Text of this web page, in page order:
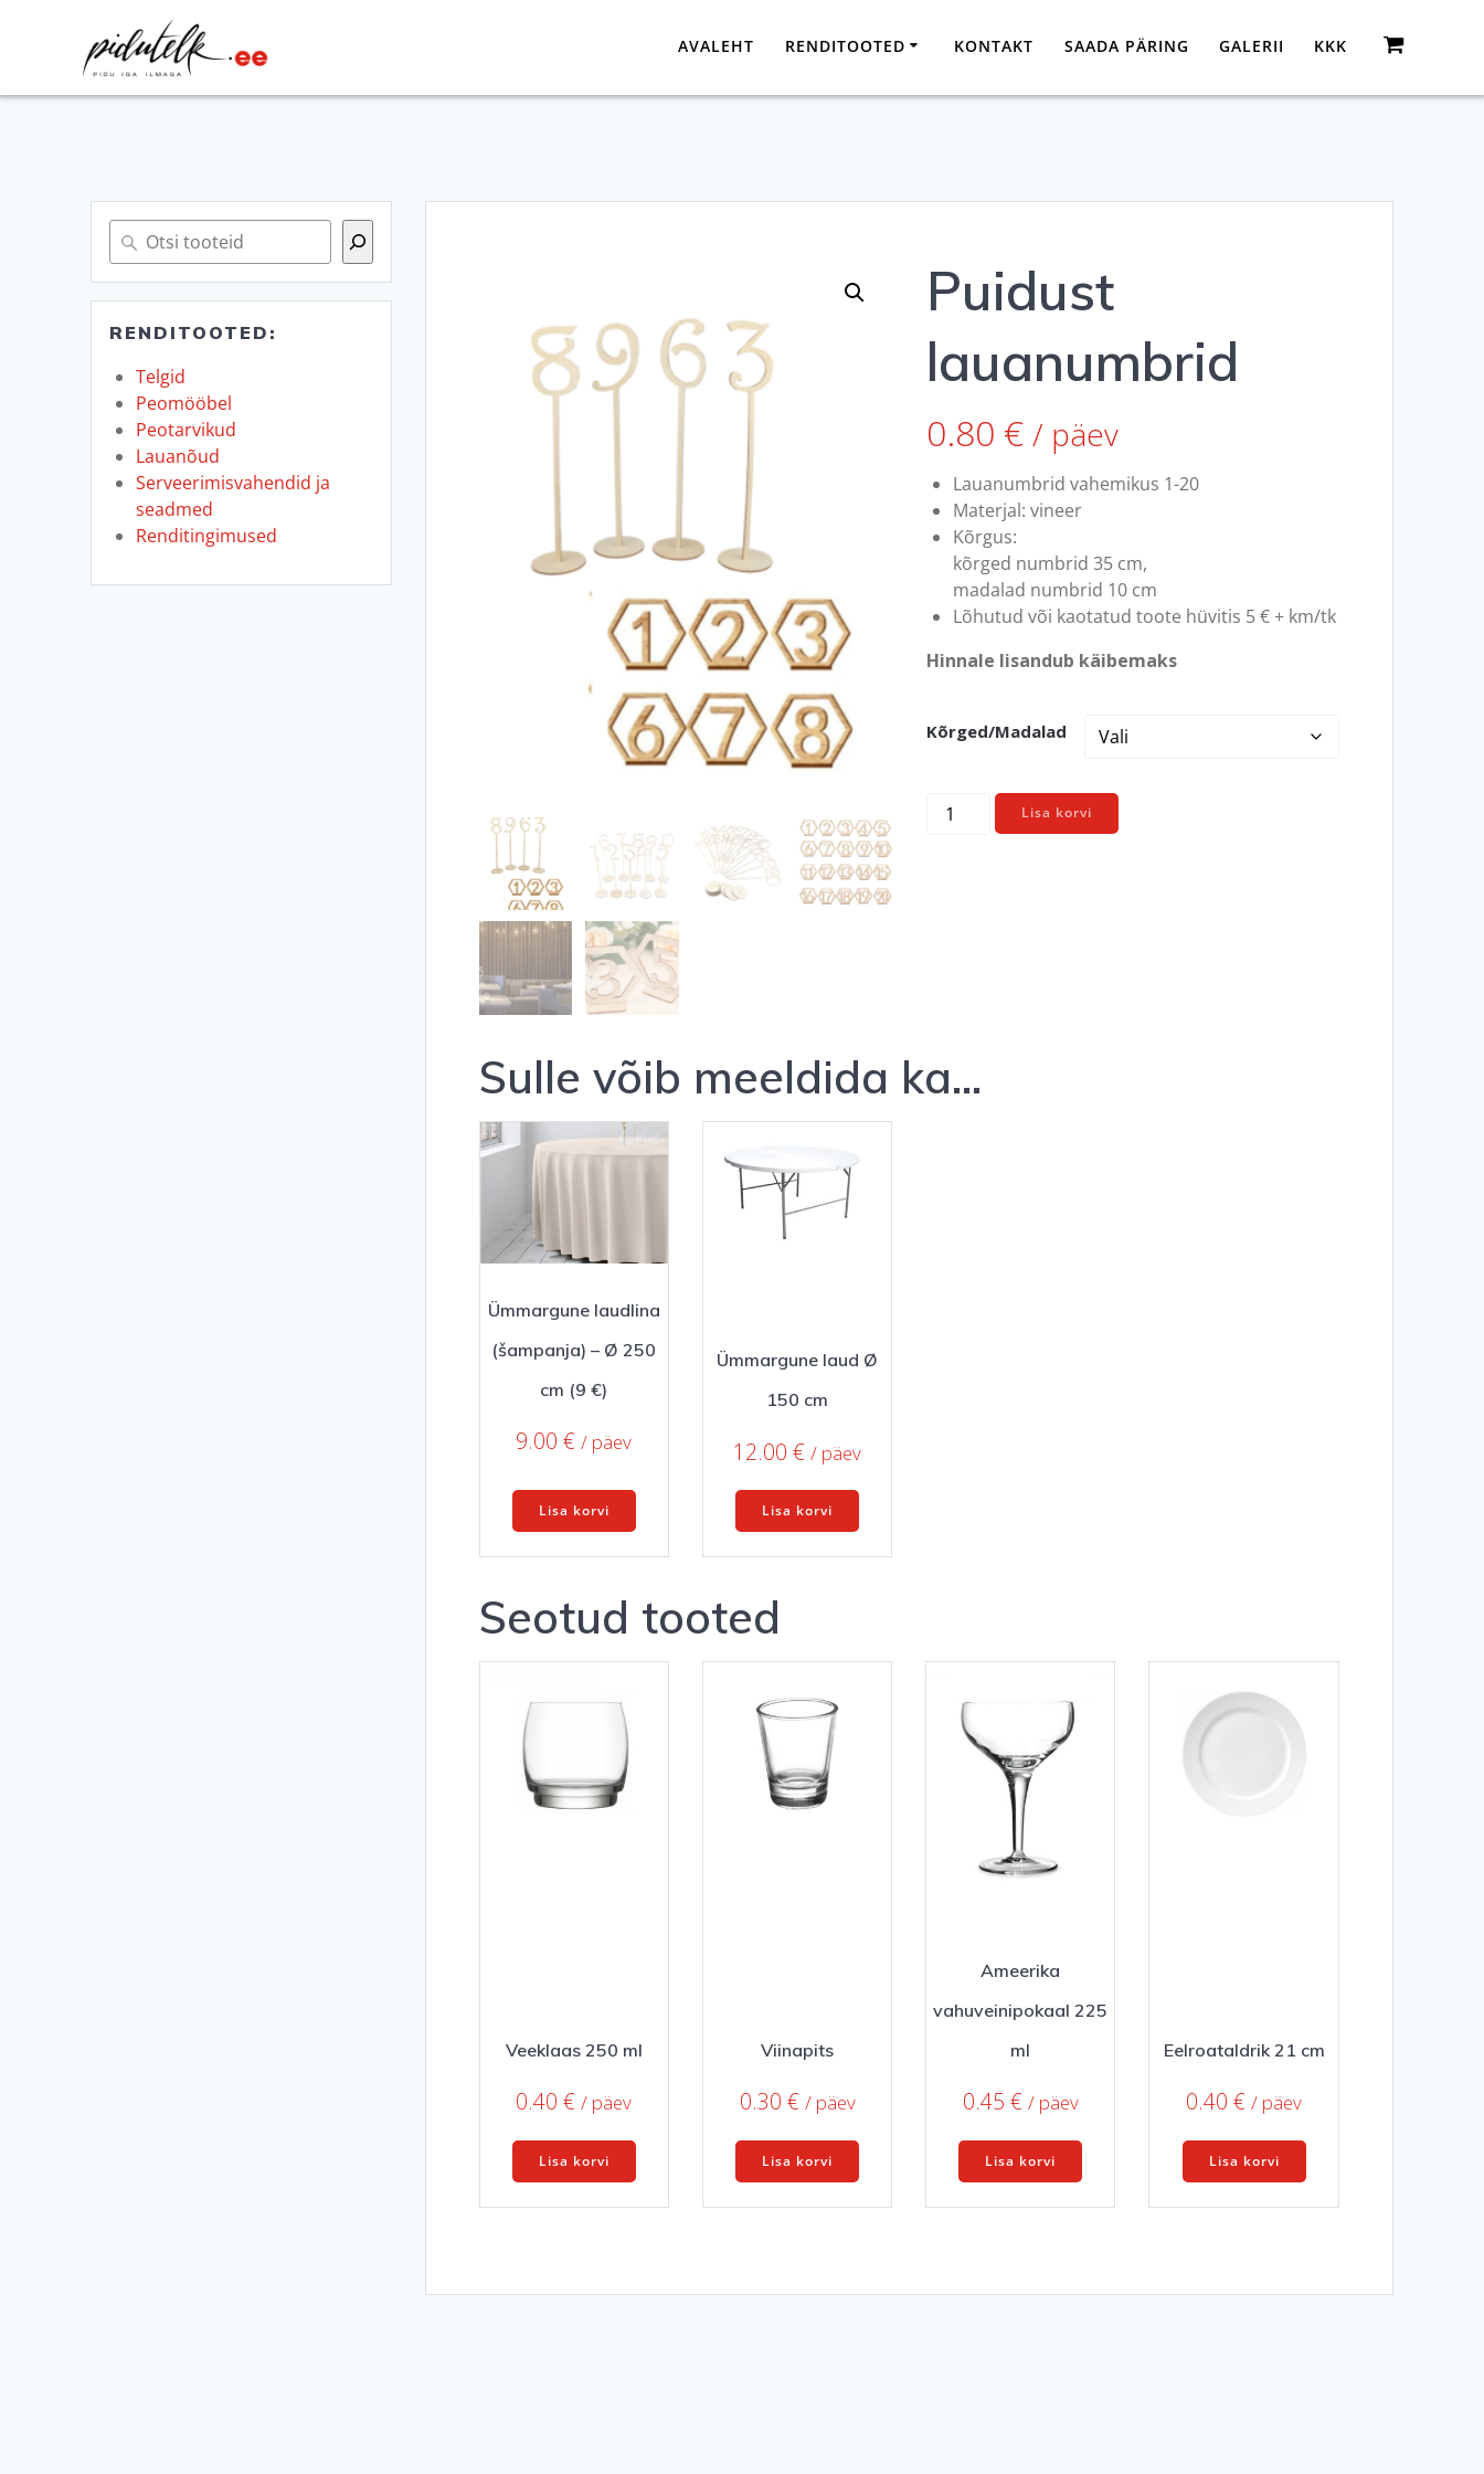
AVALEHT RENDITOOTED KONTAKT SAADA PÄRING GALERII KKK
Otsi
RENDITOOTED:
Telgid
Peomööbel
Peotarvikud
Lauanõud
Serveerimisvahendid ja
seadmed
Renditingimused
Puidust
lauanumbrid
0.80 € / päev
Lauanumbrid vahemikus 1-20
Materjal: vineer
Kõrgus:
kõrged numbrid 35 cm,
madalad numbrid 10 cm
Lõhutud või kaotatud toote hüvitis 5 € + km/tk
Hinnale lisandub käibemaks
Kõrged/madalad
Puidust
lauanumbrid
Lisa korvi
Sulle võib meeldida ka…
Ümmargune laudlina
(šampanja) – Ø 250
cm (9 €)
9.00€ / päev
Lisa korvi
Ümmargune laud Ø
150 cm
12.00€ / päev
Lisa korvi
Seotud tooted
Veeklaas 250 ml
0.40€ / päev
Lisa korvi
Viinapits
0.30 € / päev
Lisa korvi
Ameerika
vahuveinipokaal 225
ml
0.45 € / päev
Lisa korvi
Eelroataldrik 21 cm
0.40€ / päev
Lisa korvi